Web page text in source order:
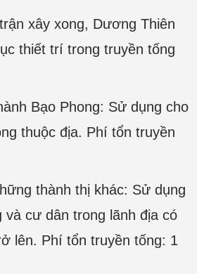
xây xong, Dương Thiên
thiết trí trong truyền tống
Bạo Phong: Sử dụng cho
thuộc địa. Phí tổn truyền
thành thị khác: Sử dụng
và cư dân trong lãnh địa có
lên. Phí tổn truyền tống: 1